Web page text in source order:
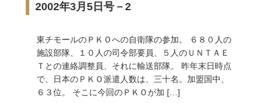
2002年3月5日号－2
東チモールのＰＫＯへの自衛隊の参加。 ６８０人の
施設部隊、１０人の司令部要員、５人のＵＮＴＡＥ
Ｔとの連絡調整員、それに輸送部隊。 昨年末日時点
で、日本のＰＫＯ派遣人数は、三十名。加盟国中、
６３位。 そこに今回のＰＫＯが加 […]